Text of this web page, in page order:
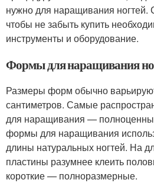
нужно для наращивания ногтей.
чтобы не забыть купить
инструменты и оборудование.
Формы для наращивания
Размеры форм обычно
сантиметров. Самые
для наращивания —
формы для наращивания
длины натуральных ногтей. На
пластины разумнее клеить
короткие — полноразмерные.